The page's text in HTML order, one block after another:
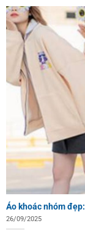
Áo khoác nhóm
26/09/2025